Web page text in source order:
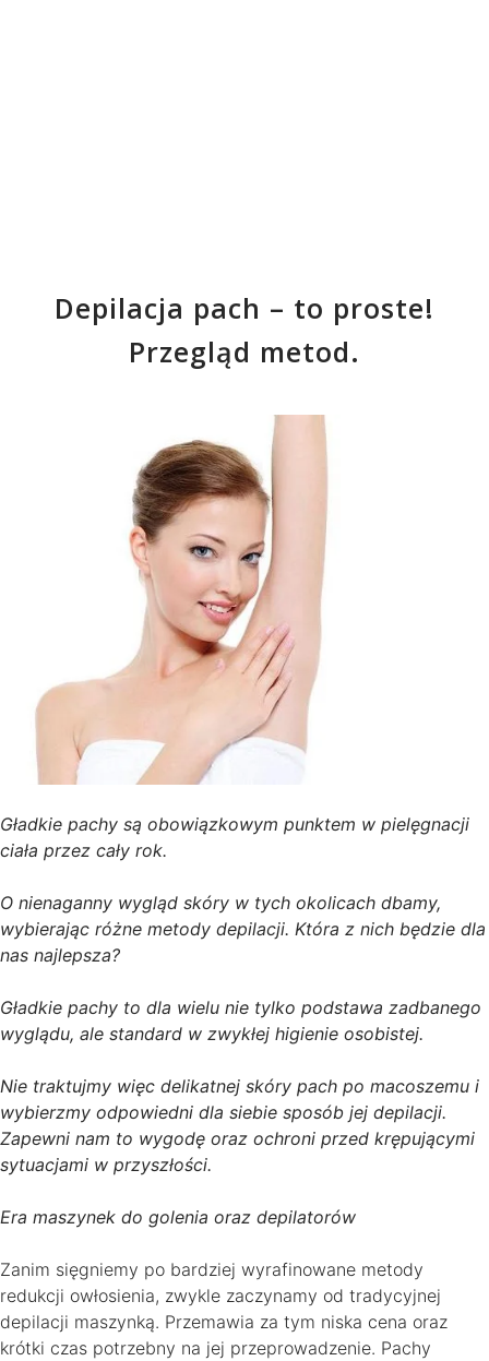
Depilacja pach – to proste!
Przegląd metod.
Gładkie pachy są obowiązkowym punktem w pielęgnacji
ciała przez cały rok.
O nienaganny wygląd skóry w tych okolicach dbamy,
wybierając różne metody depilacji. Która z nich będzie dla
nas najlepsza?
Gładkie pachy to dla wielu nie tylko podstawa zadbanego
wyglądu, ale standard w zwykłej higienie osobistej.
Nie traktujmy więc delikatnej skóry pach po macoszemu i
wybierzmy odpowiedni dla siebie sposób jej depilacji.
Zapewni nam to wygodę oraz ochroni przed krępującymi
sytuacjami w przyszłości.
Era maszynek do golenia oraz depilatorów
Zanim sięgniemy po bardziej wyrafinowane metody
redukcji owłosienia, zwykle zaczynamy od tradycyjnej
depilacji maszynką. Przemawia za tym niska cena oraz
krótki czas potrzebny na jej przeprowadzenie. Pachy